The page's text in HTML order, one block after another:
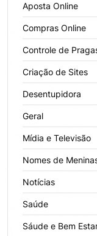
Aposta Online
Compras Online
Controle de
Criação de Sites
Desentupidora
Geral
Mídia e Televisão
Nomes de
Notícias
Saúde
Sáude e Bem